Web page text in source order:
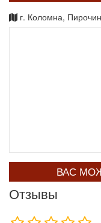
г. Коломна,
ВАС
Отзывы